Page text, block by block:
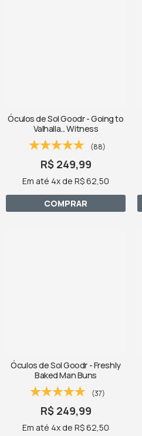
Óculos de Sol Goodr - Going to
Valhalla... Witness
(88)
R$ 249,99
Em até 4x de R$ 62,50
COMPRAR
Óculos de Sol Goodr - Freshly
Baked Man Buns
(37)
R$ 249,99
Em até 4x de R$ 62,50